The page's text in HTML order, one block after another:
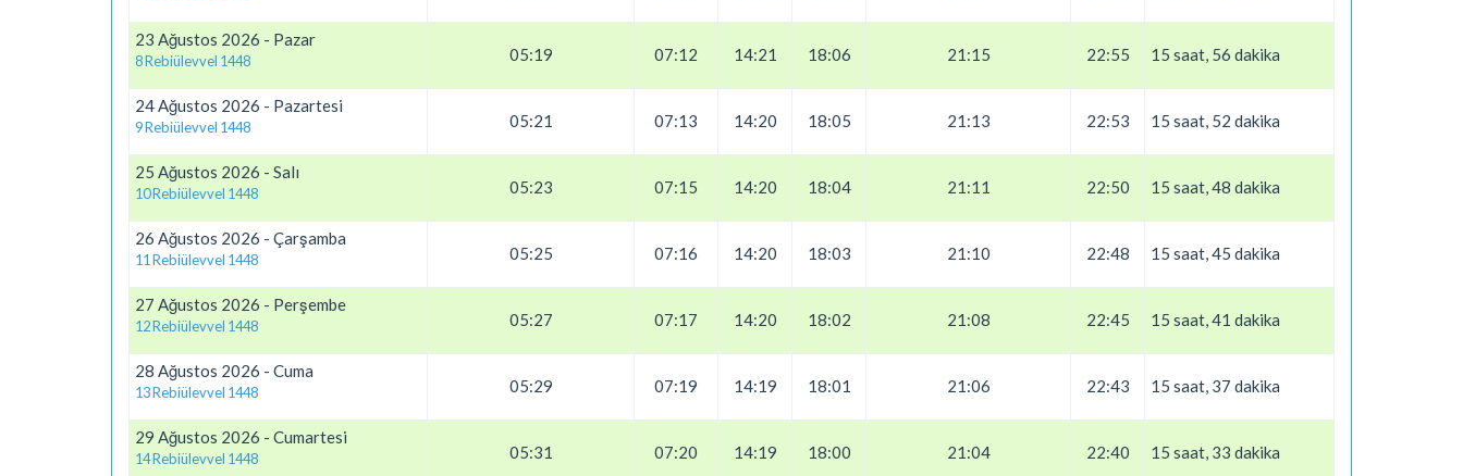
23 Ağustos 2026 - Pazar
8 Rebiülevvel 1448 05:19 07:12 14:21 18:06 21:15 22:55 15 saat, 56 dakika
24 Ağustos 2026 - Pazartesi
9 Rebiülevvel 1448 05:21 07:13 14:20 18:05 21:13 22:53 15 saat, 52 dakika
25 Ağustos 2026 - Salı
10 Rebiülevvel 1448 05:23 07:15 14:20 18:04 21:11 22:50 15 saat, 48 dakika
26 Ağustos 2026 - Çarşamba
11 Rebiülevvel 1448 05:25 07:16 14:20 18:03 21:10 22:48 15 saat, 45 dakika
27 Ağustos 2026 - Perşembe
12 Rebiülevvel 1448 05:27 07:17 14:20 18:02 21:08 22:45 15 saat, 41 dakika
28 Ağustos 2026 - Cuma
13 Rebiülevvel 1448 05:29 07:19 14:19 18:01 21:06 22:43 15 saat, 37 dakika
29 Ağustos 2026 - Cumartesi
14 Rebiülevvel 1448 05:31 07:20 14:19 18:00 21:04 22:40 15 saat, 33 dakika